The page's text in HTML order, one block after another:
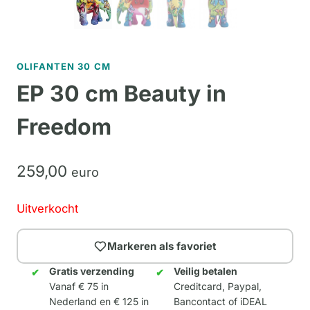
OLIFANTEN 30 CM
EP 30 cm Beauty in
Freedom
259,00 euro
Uitverkocht
Markeren als favoriet
Gratis verzending
Vanaf € 75 in
Nederland en € 125 in
Veilig betalen
Creditcard, Paypal,
Bancontact of iDEAL